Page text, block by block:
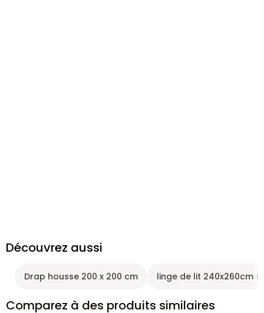
Découvrez aussi
Drap housse 200 x 200 cm linge de lit 240x260cm
Comparez à des produits similaires